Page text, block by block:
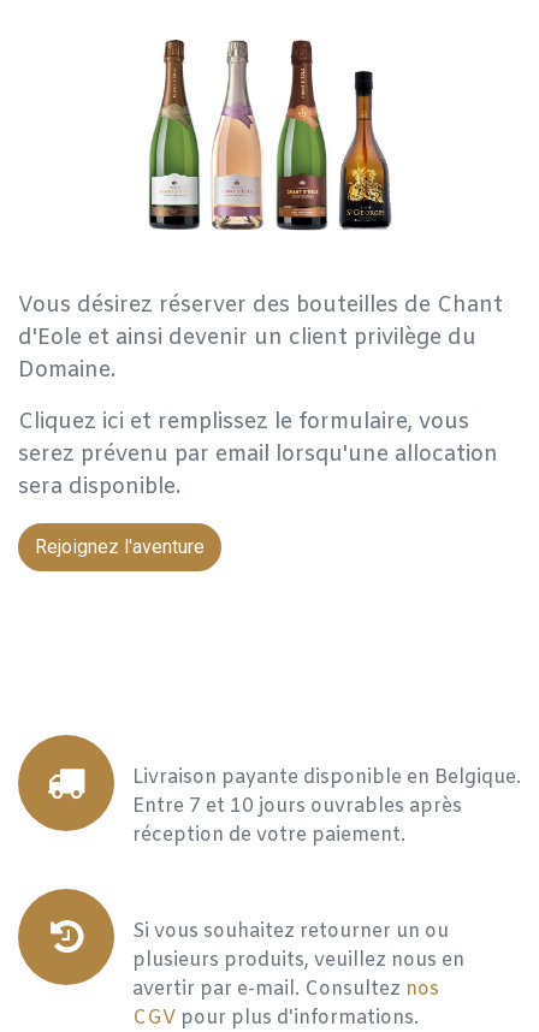
Vous désirez réserver des bouteilles de Chant
d'Eole et ainsi devenir un client privilège du
Domaine.
Cliquez ici et remplissez le formulaire, vous
serez prévenu par email lorsqu'une allocation
sera disponible.
Rejoignez l'aventure
Livraison payante disponible en Belgique.
Entre 7 et 10 jours ouvrables après
réception de votre paiement.
Si vous souhaitez retourner un ou
plusieurs produits, veuillez nous en
avertir par e-mail. Consultez nos
CGV pour plus d'informations.